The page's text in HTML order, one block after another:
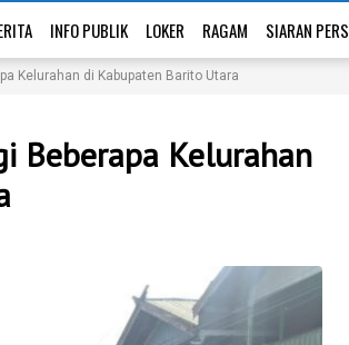
INFO PUBLIK LOKER RAGAM SIARAN PERS
Kelurahan di Kabupaten Barito Utara
Beberapa Kelurahan